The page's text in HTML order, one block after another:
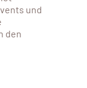
und
den